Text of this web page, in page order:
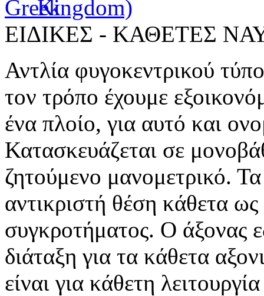
ΕΙΔΙΚΕΣ - ΚΑΘΕΤΕΣ
Αντλία φυγοκεντρικού
τον τρόπο έχουμε
ένα πλοίο, για αυτό και
Κατασκευάζεται σε
ζητούμενο μανομετρικό.
αντικριστή θέση κάθετα
συγκροτήματος. Ο άξονας
διάταξη για τα κάθετα
είναι για κάθετη